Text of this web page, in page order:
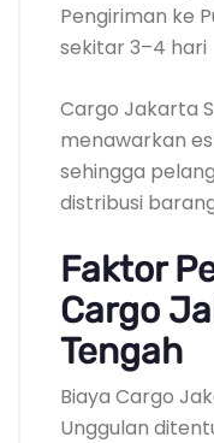
Pengiriman ke
sekitar 3–4 hari
Cargo Jakarta
menawarkan
sehingga
distribusi
Faktor
Cargo
Tengah
Biaya Cargo
Unggulan